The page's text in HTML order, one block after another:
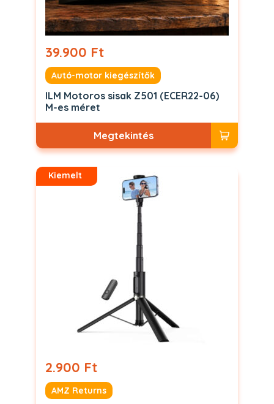
39.900 Ft
Autó-motor kiegészítők
ILM Motoros sisak Z501 (ECER22-06)
M-es méret
Megtekintés
Kiemelt
2.900 Ft
AMZ Returns